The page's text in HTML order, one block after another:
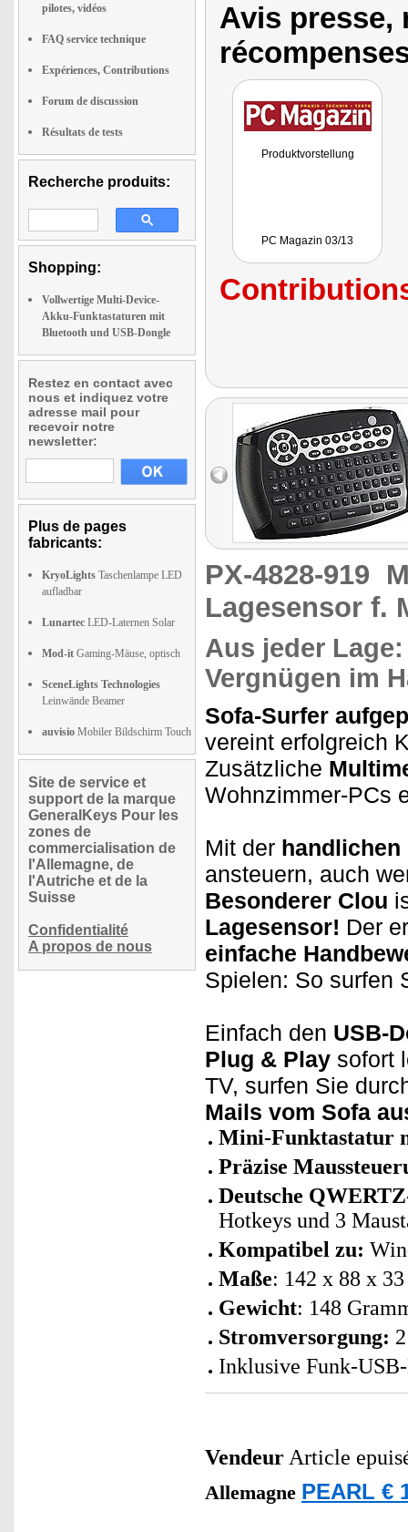
pilotes, vidéos
FAQ service technique
Expériences, Contributions
Forum de discussion
Résultats de tests
Recherche produits:
Shopping:
Vollwertige Multi-Device-
Akku-Funktastaturen mit
Bluetooth und USB-Dongle
Restez en contact avec
nous et indiquez votre
adresse mail pour
recevoir notre
newsletter:
Plus de pages
fabricants:
KryoLights Taschenlampe LED
aufladbar
Lunartec LED-Laternen Solar
Mod-it Gaming-Mäuse, optisch
SceneLights Technologies
Leinwände Beamer
auvisio Mobiler Bildschirm Touch
Site de service et
support de la marque
GeneralKeys Pour les
zones de
commercialisation de
l'Allemagne, de
l'Autriche et de la
Suisse
Confidentialité
A propos de nous
Avis presse,
Produktvorstellung
PC Magazin 03/13
PX-4828-919
Lagesensor f.
Aus jeder
Vergnügen im
Sofa-Surfer
vereint erfolgreich
Zusätzliche
Wohnzimmer-PCs
Mit der handlichen
ansteuern, auch
Besonderer Clou
Lagesensor! Der
einfache
Spielen: So surfen
Einfach den USB-
Plug & Play sofort
TV, surfen Sie
Mails vom Sofa
Mini-Funktastatur
Präzise
Deutsche
Hotkeys und 3
Kompatibel zu:
Maße: 142 x 88 x
Gewicht: 148
Stromversorgung:
Inklusive Funk-
Vendeur Article
Allemagne PEARL €